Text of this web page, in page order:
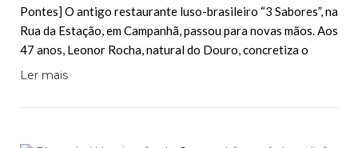
Pontes] O antigo restaurante luso-brasileiro “3 Sabores”, na
Rua da Estação, em Campanhã, passou para novas mãos. Aos
47 anos, Leonor Rocha, natural do Douro, concretiza o
Ler mais